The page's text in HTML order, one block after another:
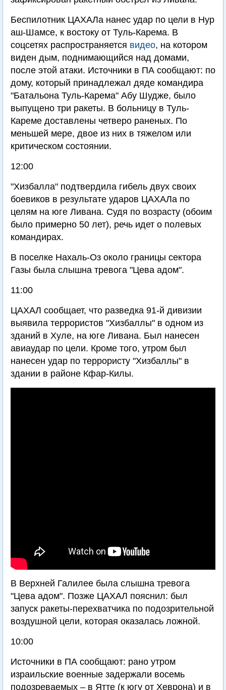
Беспилотник ЦАХАЛа нанес удар по цели в Нур
аш-Шамсе, к востоку от Туль-Карема. В
соцсетях распространяется видео, на котором
виден дым, поднимающийся над домами,
после этой атаки. Источники в ПА сообщают: по
дому, который принадлежал дяде командира
"Батальона Туль-Карема" Абу Шудже, было
выпущено три ракеты. В больницу в Туль-
Кареме доставлены четверо раненых. По
меньшей мере, двое из них в тяжелом или
критическом состоянии.
12:00
"Хизбалла" подтвердила гибель двух своих
боевиков в результате ударов ЦАХАЛа по
целям на юге Ливана. Судя по возрасту (обоим
было примерно 50 лет), речь идет о полевых
командирах.
В поселке Нахаль-Оз около границы сектора
Газы была слышна тревога "Цева адом".
11:00
ЦАХАЛ сообщает, что разведка 91-й дивизии
выявила террористов "Хизбаллы" в одном из
зданий в Хуле, на юге Ливана. Был нанесен
авиаудар по цели. Кроме того, утром был
нанесен удар по террористу "Хизбаллы" в
здании в районе Кфар-Килы.
В Верхней Галилее была слышна тревога
"Цева адом". Позже ЦАХАЛ пояснил: был
запуск ракеты-перехватчика по подозрительной
воздушной цели, которая оказалась ложной.
10:00
Источники в ПА сообщают: рано утром
израильские военные задержали восемь
подозреваемых – в Ятте (к югу от Хеврона) и в